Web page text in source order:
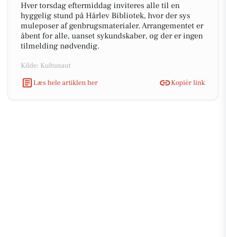
Hver torsdag eftermiddag inviteres alle til en
hyggelig stund på Hårlev Bibliotek, hvor der sys
muleposer af genbrugsmaterialer. Arrangementet er
åbent for alle, uanset sykundskaber, og der er ingen
tilmelding nødvendig.
Kilde: Kultunaut
Læs hele artiklen her
Kopiér link